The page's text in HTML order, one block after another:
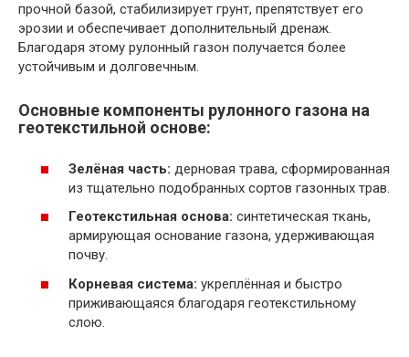
прочной базой, стабилизирует грунт, препятствует его
эрозии и обеспечивает дополнительный дренаж.
Благодаря этому рулонный газон получается более
устойчивым и долговечным.
Основные компоненты рулонного газона на
геотекстильной основе:
Зелёная часть: дерновая трава, сформированная
из тщательно подобранных сортов газонных трав.
Геотекстильная основа: синтетическая ткань,
армирующая основание газона, удерживающая
почву.
Корневая система: укреплённая и быстро
приживающаяся благодаря геотекстильному
слою.